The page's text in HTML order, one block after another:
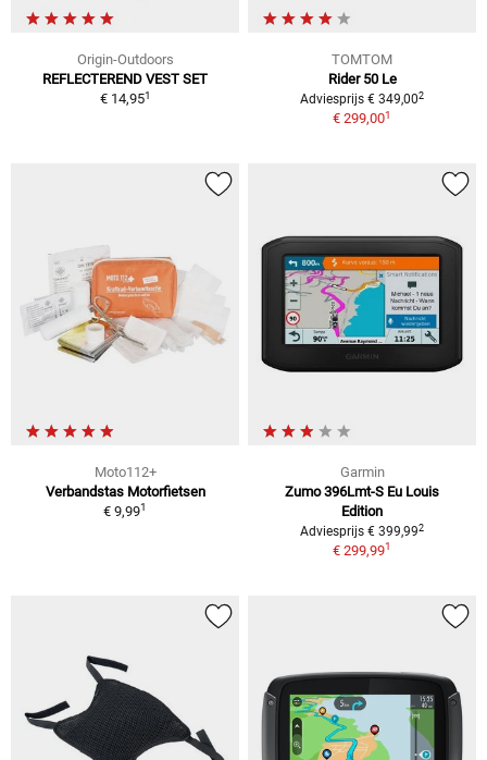
Origin-Outdoors
REFLECTEREND VEST SET
€ 14,951
TOMTOM
Rider 50 Le
Adviesprijs € 349,002
€ 299,001
Moto112+
Verbandstas Motorfietsen
€ 9,991
Garmin
Zumo 396Lmt-S Eu Louis
Edition
Adviesprijs € 399,992
€ 299,991